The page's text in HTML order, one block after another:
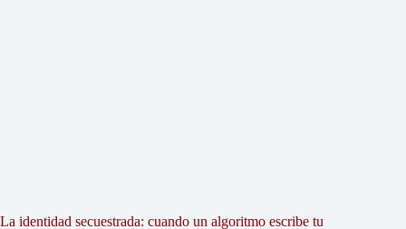
La identidad secuestrada: cuando un algoritmo escribe tu